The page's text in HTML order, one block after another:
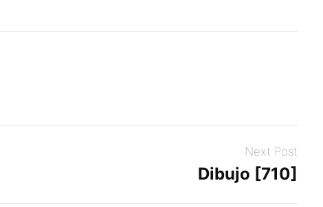
Next Post
Dibujo [710]